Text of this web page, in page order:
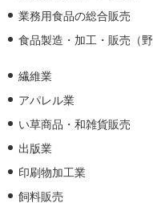
業務用食品の総合販売
食品製造・加工・販売（
繊維業
アパレル業
い草商品・和雑貨販売
出版業
印刷物加工業
飼料販売